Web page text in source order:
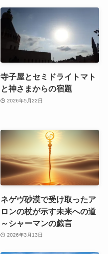
寺子屋とセミドライトマト
と神さまからの宿題
2026年5月22日
ネゲヴ砂漠で受け取ったア
ロンの杖が示す未来への道
～シャーマンの戯言
2026年3月13日